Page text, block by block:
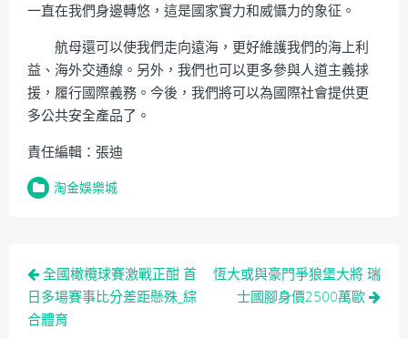
一直在我們身邊轉悠，這是國家實力和威懾力的象征。
航母還可以使我們走向遠海，更好維護我們的海上利
益、海外交通線。另外，我們也可以更多參與人道主義捄
援，履行國際義務。今後，我們將可以為國際社會提供更
多公共安全產品了。
責任編輯：張迪
淘金娛樂城
文
章
導
全國橄欖球賽激戰正酣 首
日多場賽事比分差距懸殊_綜
合體育
恆大或與豪門爭狼堡大將 瑞
士國腳身價2500萬歐